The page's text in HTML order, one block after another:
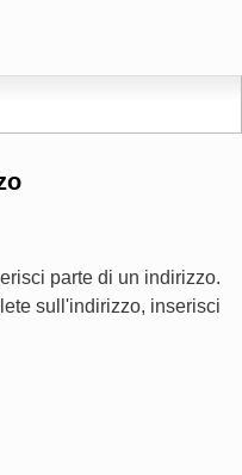
parte di un indirizzo.
sull'indirizzo, inserisci